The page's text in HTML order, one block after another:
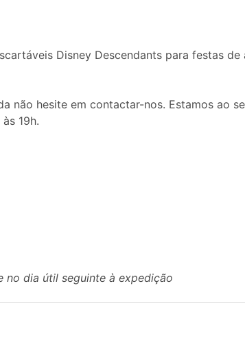
Disney Descendants para festas de
não hesite em contactar-nos. Estamos ao
19h.
no dia útil seguinte à expedição